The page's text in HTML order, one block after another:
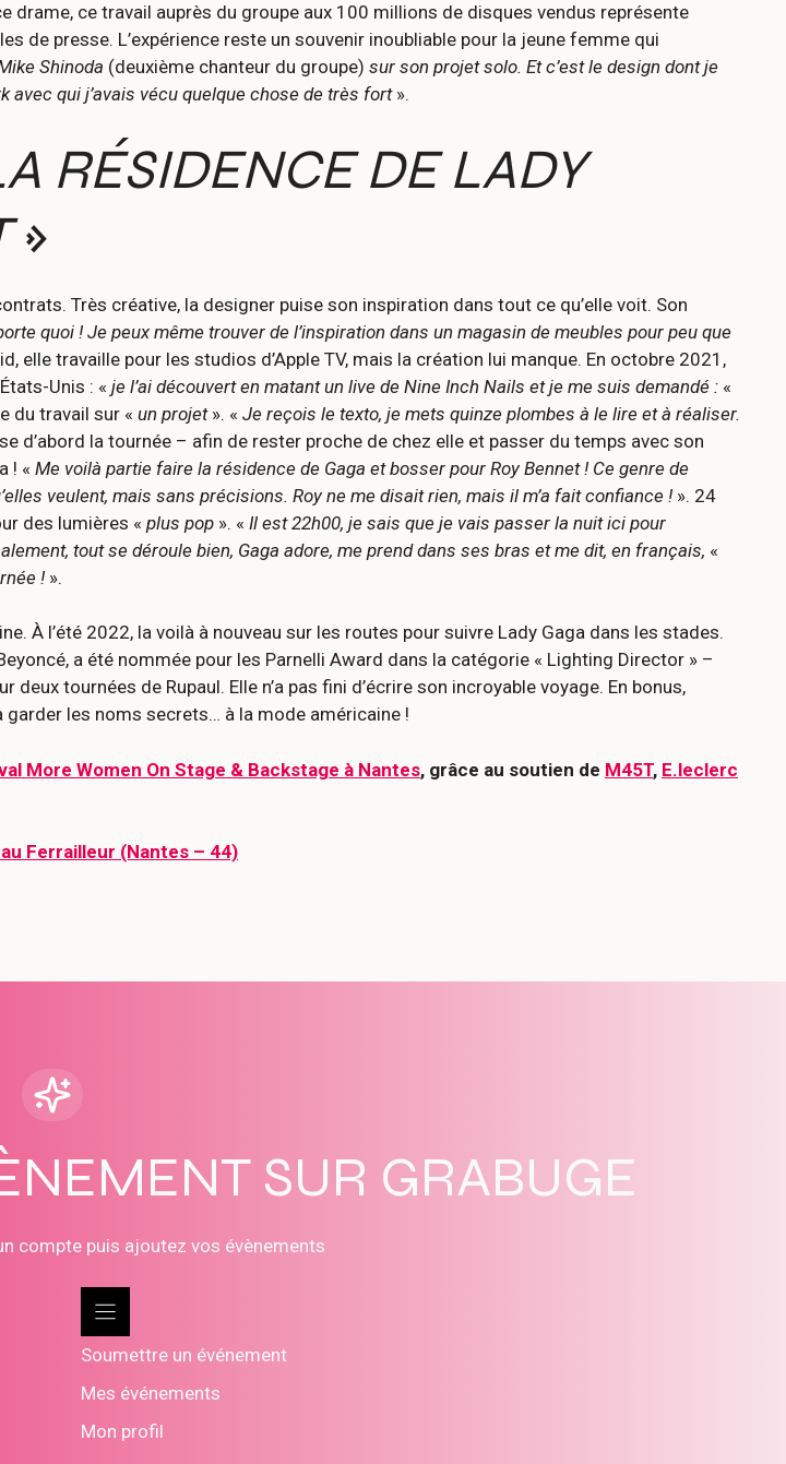
ce travail auprès du groupe aux 100 millions de disques vendus représente
de presse. L’expérience reste un souvenir inoubliable pour la jeune femme qui
Shinoda (deuxième chanteur du groupe) sur son projet solo. Et c’est le design dont je
avec qui j’avais vécu quelque chose de très fort».
RÉSIDENCE DE LADY
»
Très créative, la designer puise son inspiration dans tout ce qu’elle voit. Son
quoi ! Je peux même trouver de l’inspiration dans un magasin de meubles pour peu que
elle travaille pour les studios d’Apple TV, mais la création lui manque. En octobre 2021,
Unis : « je l’ai découvert en matant un live de Nine Inch Nails et je me suis demandé : «
du travail sur « un projet». « Je reçois le texto, je mets quinze plombes à le lire et à réaliser.
d’abord la tournée – afin de rester proche de chez elle et passer du temps avec son
! « Me voilà partie faire la résidence de Gaga et bosser pour Roy Bennet ! Ce genre de
veulent, mais sans précisions. Roy ne me disait rien, mais il m’a fait confiance ! ». 24
des lumières « plus pop ». « Il est 22h00, je sais que je vais passer la nuit ici pour
tout se déroule bien, Gaga adore, me prend dans ses bras et me dit, en français, «
! ».
À l’été 2022, la voilà à nouveau sur les routes pour suivre Lady Gaga dans les stades.
a été nommée pour les Parnelli Award dans la catégorie « Lighting Director » –
tournées de Rupaul. Elle n’a pas fini d’écrire son incroyable voyage. En bonus,
garder les noms secrets… à la mode américaine !
More Women On Stage & Backstage à Nantes, grâce au soutien de M45T, E.leclerc
Ferrailleur (Nantes – 44)
SUR GRABUGE
compte puis ajoutez vos évènements
Soumettre un événement
Mes événements
Mon profil